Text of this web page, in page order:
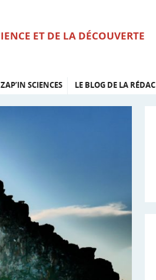
ET DE LA DÉCOUVERTE
ZAP’IN SCIENCES LE BLOG DE LA RÉDAC